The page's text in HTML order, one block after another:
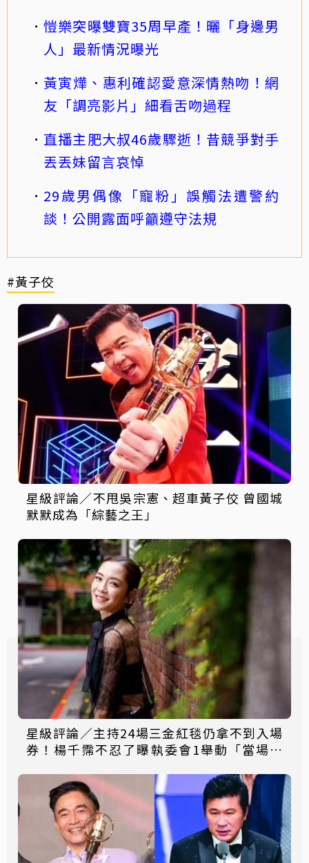
愷樂突曝雙寶35周早產！曬「身邊男
人」最新情況曝光
黃寅燁、惠利確認愛意深情熱吻！網
友「調亮影片」細看舌吻過程
直播主肥大叔46歲驟逝！昔競爭對手
丟丟妹留言哀悼
29歲男偶像「寵粉」誤觸法遭警約
談！公開露面呼籲遵守法規
#黃子佼
星級評論／不甩吳宗憲、超車黃子佼 曾國城
默默成為「綜藝之王」
星級評論／主持24場三金紅毯仍拿不到入場
券！楊千霈不忍了曝執委會1舉動「當場爆